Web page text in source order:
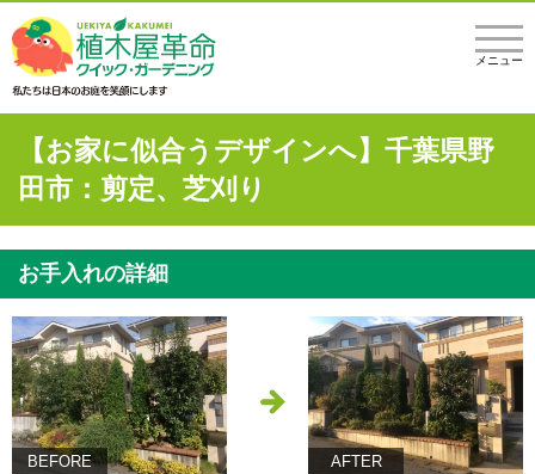
メニュー
【お家に似合うデザインへ】千葉県野
田市：剪定、芝刈り
お手入れの詳細
BEFORE AFTER